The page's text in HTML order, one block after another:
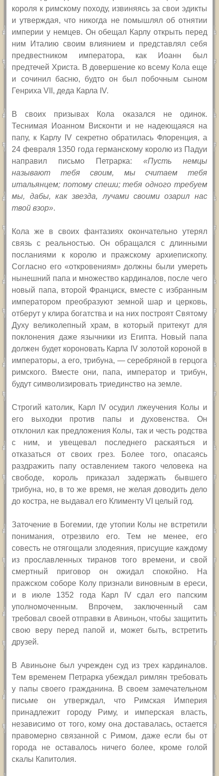
короля к римскому походу, извиняясь за свои эдикты
и утверждая, что никогда не помышлял об отнятии
империи у немцев. Он обещал Карлу открыть перед
ним Италию своим влиянием и представлял себя
предвестником императора, как Иоанн был
предтечей Христа. В довершение ко всему Кола еще
и сочинил басню, будто он был побочным сыном
ГенрихаVII, деда Карла IV.
В своих призывах Кола оказался не одинок.
Теснимая Иоанном Висконти и не надеющаяся на
папу, к Карлу
IV секретно обратилась Флоренция, а
24 февраля 1350 года германскому королю из Падуи
направил письмо Петрарка: «Пусть немцы
называют тебя своим, мы считаем тебя
итальянцем; потому спеши; тебя одного требуем
мы, дабы, как звезда, лучами своими озарил нас
твой взор».
Кола же в своих фантазиях окончательно утерял
связь с реальностью. Он обращался с длинными
посланиями к королю и пражскому архиепископу.
Согласно его «откровениям» должны были умереть
нынешний папа и множество кардиналов, после чего
новый папа, второй Франциск, вместе с избранным
императором преобразуют земной шар и церковь,
отберут у клира богатства и на них построят Святому
Духу великолепный храм, в который притекут для
поклонения даже язычники из Египта. Новый папа
должен будет короновать Карла IV золотой короной в
императоры, а его, трибуна, — серебряной в герцога
римского. Вместе они, папа, император и трибун,
будут символизировать триединство на земле.
Строгий католик, Карл IVосудил лжеучения Колы и
его выходки против папы и духовенства. Он
отклонил как предложения Колы, так и честь родства
с ним, и увещевал последнего раскаяться и
отказаться от своих грез.
Более того, опасаясь
раздражить папу оставлением такого человека на
свободе, король приказал задержать бывшего
трибуна, но, в то же время, не желая доводить дело
до костра, не выдавал его КлиментуVI целый год.
Заточение в Богемии, где утопии Колы не встретили
понимания, отрезвило его. Тем не менее, его
совесть не отягощали злодеяния, присущие каждому
из прославленных тиранов того времени, и свой
смертный приговор он ожидал спокойно. На
пражском соборе Колу признали виновным в ереси,
и в июле 1352 года Карл
IV сдал его папским
уполномоченным. Впрочем, заключенный сам
требовал своей отправки в Авиньон, чтобы защитить
свою веру перед папой и, может быть, встретить
друзей.
В Авиньоне был учрежден суд из трех кардиналов.
Тем временем Петрарка убеждал римлян требовать
у папы своего гражданина. В своем замечательном
письме он утверждал, что Римская Империя
принадлежит городу Риму, и имперская власть,
независимо от того, кому она доставалась, остается
правомерно связанной с Римом, даже если бы от
города не оставалось ничего более, кроме голой
скалы Капитолия.